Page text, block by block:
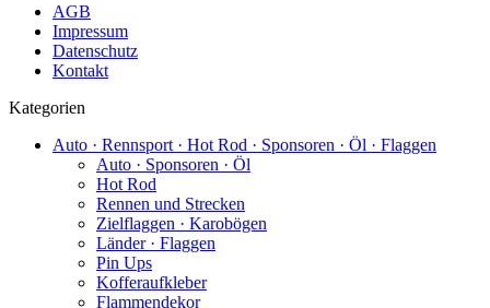
AGB
Impressum
Datenschutz
Kontakt
Kategorien
Auto · Rennsport · Hot Rod · Sponsoren · Öl · Flaggen
Auto · Sponsoren · Öl
Hot Rod
Rennen und Strecken
Zielflaggen · Karobögen
Länder · Flaggen
Pin Ups
Kofferaufkleber
Flammendekor